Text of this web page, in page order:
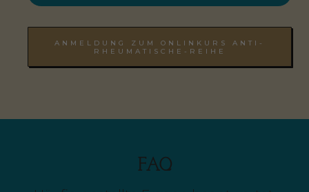
ANMELDUNG ZUM ONLINKURS ANTI-
RHEUMATISCHE-REIHE
FAQ